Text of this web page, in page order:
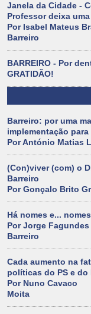
Janela da Cidade -
Professor deixa
Por Isabel Mateus
Barreiro
BARREIRO - Por
GRATIDÃO!
Barreiro: por uma
implementação
Por António Matias
(Con)viver (com) o
Barreiro
Por Gonçalo Brito
Há nomes e... nomes
Por Jorge Fagundes
Barreiro
Cada aumento na
políticas do PS e do
Por Nuno Cavaco
Moita